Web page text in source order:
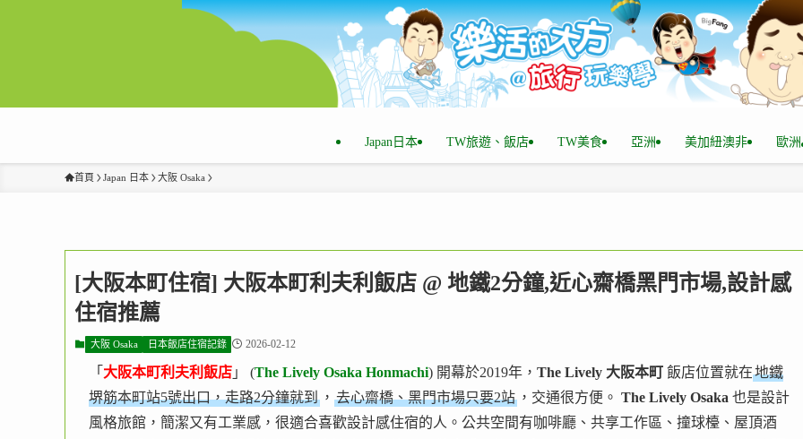
Japan日本 TW旅遊、飯店 TW美食 亞洲 美加紐澳非 歐洲
首頁 Japan 日本 大阪 Osaka
[大阪本町住宿] 大阪本町利夫利飯店 @ 地鐵2分鐘,近心齋橋黑門市場,設計感
住宿推薦
大阪 Osaka 日本飯店住宿記錄 2026-02-12
「 大阪本町利夫利飯店 」 (The Lively Osaka Honmachi) 開幕於2019年， The Lively 大阪本町 飯店位置就在地鐵
堺筋本町站5號出口，走路2分鐘就到 ， 去心齋橋、黑門市場只要2站 ，交通很方便。 The Lively Osaka 也是設計
風格旅館，簡潔又有工業感，很適合喜歡設計感住宿的人。公共空間有咖啡廳、共享工作區、撞球檯、屋頂酒